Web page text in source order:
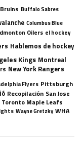
Buffalo Sabres
Columbus Blue
Oilers el hockey
Hablemos de hockey
Kings Montreal
New York Rangers
Flyers Pittsburgh
Recopilación San Jose
Toronto Maple Leafs
Wayne Gretzky WHA